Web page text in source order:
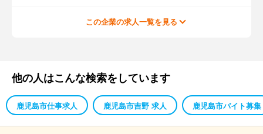
この企業の求人一覧を見る
他の人はこんな検索をしています
鹿児島市仕事求人 鹿児島市吉野 求人 鹿児島市バイト募集